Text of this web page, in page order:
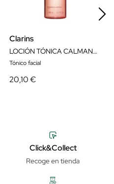
Clarins
LOCIÓN TÓNICA CALMANTE
Tónico facial
20,10 €
Click&Collect
Recoge en tienda